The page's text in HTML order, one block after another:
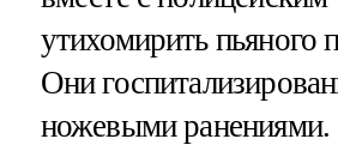
утихомирить пьяного
Они
ножевыми ранениями.